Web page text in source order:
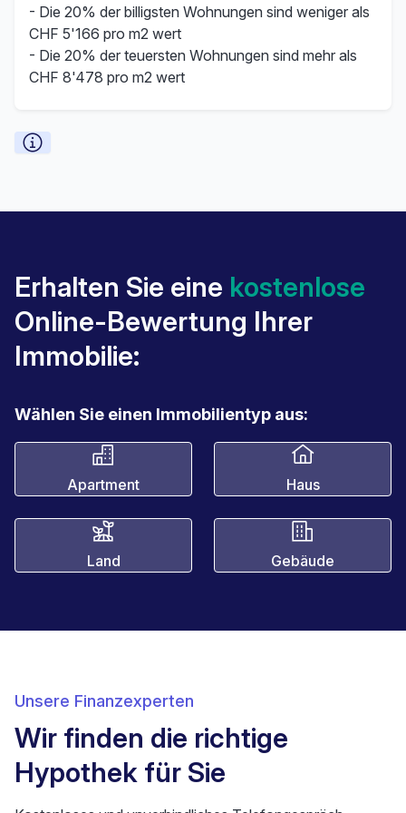
- Die 20% der billigsten Wohnungen sind weniger als
CHF 5'166 pro m2 wert
- Die 20% der teuersten Wohnungen sind mehr als
CHF 8'478 pro m2 wert
Erhalten Sie eine kostenlose
Online-Bewertung Ihrer
Immobilie:
Wählen Sie einen Immobilientyp aus:
Apartment Haus
Land Gebäude
Unsere Finanzexperten
Wir finden die richtige
Hypothek für Sie